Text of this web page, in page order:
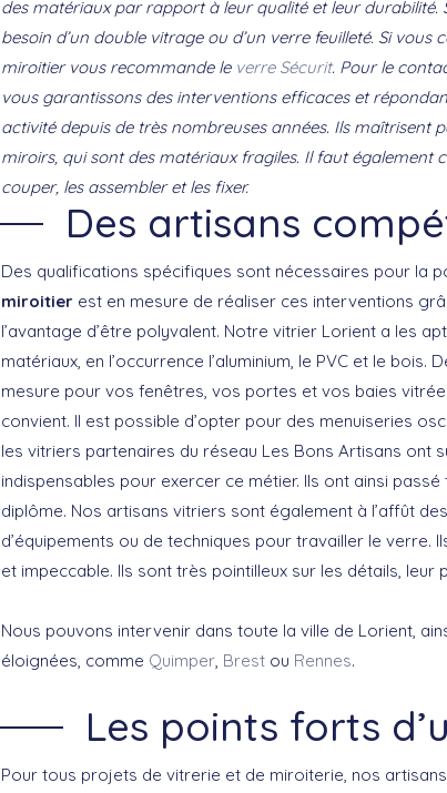
des matériaux par rapport à leur qualité et leur
besoin d’un double vitrage ou d’un verre feuilleté. Si
miroitier vous recommande le verre Sécurit. Pour le
vous garantissons des interventions efficaces et
activité depuis de très nombreuses années. Ils maîtrisent
miroirs, qui sont des matériaux fragiles. Il faut également
couper, les assembler et les fixer.
Des artisans
Des qualifications spécifiques sont nécessaires pour la
miroitier est en mesure de réaliser ces interventions
l’avantage d’être polyvalent. Notre vitrier Lorient a les
matériaux, en l’occurrence l’aluminium, le PVC et le
mesure pour vos fenêtres, vos portes et vos baies
convient. Il est possible d’opter pour des menuiseries
les vitriers partenaires du réseau Les Bons Artisans ont
indispensables pour exercer ce métier. Ils ont ainsi
diplôme. Nos artisans vitriers sont également à l’affût
d’équipements ou de techniques pour travailler le verre.
et impeccable. Ils sont très pointilleux sur les détails,
Nous pouvons intervenir dans toute la ville de Lorient,
éloignées, comme Quimper, Brest ou Rennes.
Les points forts
Pour tous projets de vitrerie et de miroiterie, nos